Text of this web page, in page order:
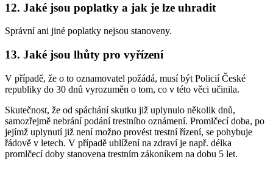
12. Jaké jsou poplatky a jak je lze uhradit
Správní ani jiné poplatky nejsou stanoveny.
13. Jaké jsou lhůty pro vyřízení
V případě, že o to oznamovatel požádá, musí být Policií České
republiky do 30 dnů vyrozuměn o tom, co v této věci učinila.
Skutečnost, že od spáchání skutku již uplynulo několik dnů,
samozřejmě nebrání podání trestního oznámení. Promlčecí doba, po
jejímž uplynutí již není možno provést trestní řízení, se pohybuje
řádově v letech. V případě ublížení na zdraví je např. délka
promlčecí doby stanovena trestním zákoníkem na dobu 5 let.